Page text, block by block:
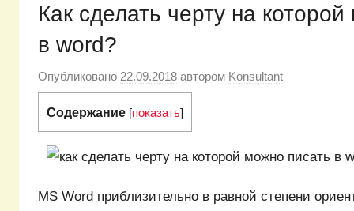
Как сделать черту на
в word?
Опубликовано 22.09.2018 автором Konsultant
Содержание [показать]
MS Word приблизительно в равной степени